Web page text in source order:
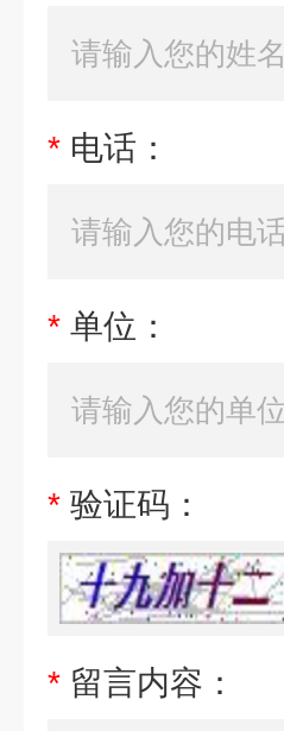
* 电话：
* 单位：
* 验证码：
* 留言内容：